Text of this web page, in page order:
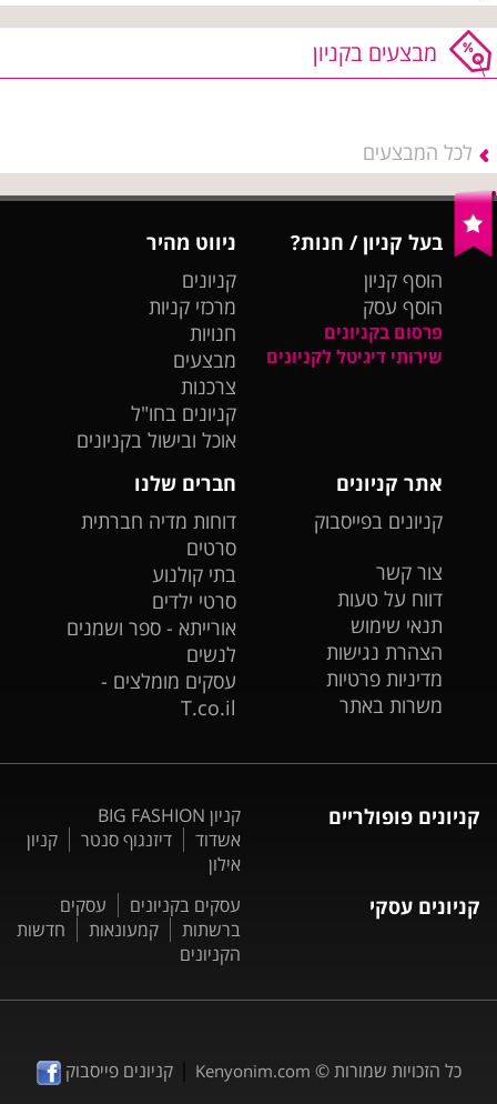
מבצעים בקניון
לכל המבצעים
בעל קניון / חנות?
הוסף קניון
הוסף עסק
פרסום בקניונים
שירותי דיגיטל לקניונים
ניווט מהיר
קניונים
מרכזי קניות
חנויות
מבצעים
צרכנות
קניונים בחו"ל
אוכל ובישול בקניונים
אתר קניונים
קניונים בפייסבוק
צור קשר
דווח על טעות
תנאי שימוש
הצהרת נגישות
מדיניות פרטיות
משרות באתר
חברים שלנו
דוחות מדיה חברתית
סרטים
בתי קולנוע
סרטי ילדים
אורייתא - ספר ושמנים
לנשים
עסקים מומלצים -
T.co.il
קניונים פופולריים
קניון BIG FASHION
אשדוד
דיזנגוף סנטר
קניון
אילון
קניונים עסקי עסקים בקניונים
עסקים
ברשתות
קמעונאות
חדשות
הקניונים
כל הזכויות שמורות © Kenyonim.com
|קניונים פייסבוק